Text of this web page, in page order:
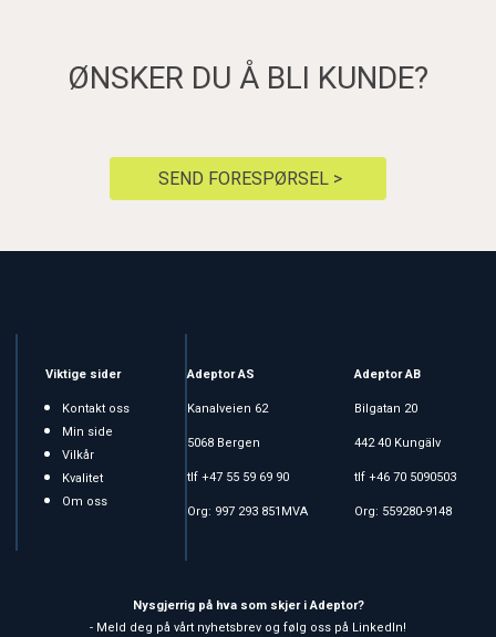
ØNSKER DU Å BLI KUNDE?
SEND FORESPØRSEL >
Viktige sider
Kontakt oss
Min side
Vilkår
Kvalitet
Om oss
Adeptor AS
Kanalveien 62
5068 Bergen
tlf +47 55 59 69 90
Org: 997 293 851MVA
Adeptor AB
Bilgatan 20
442 40 Kungälv
tlf +46 70 5090503
Org: 559280-9148
Nysgjerrig på hva som skjer i Adeptor?
- Meld deg på vårt nyhetsbrev og følg oss på LinkedIn!